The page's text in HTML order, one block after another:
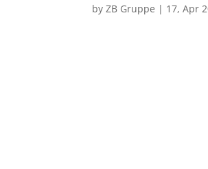
byZB Gruppe | 17, Apr